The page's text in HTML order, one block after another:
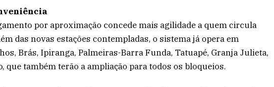
por aproximação concede mais agilidade a quem circula
das novas estações contempladas, o sistema já opera em
Brás, Ipiranga, Palmeiras-Barra Funda, Tatuapé, Granja Julieta,
que também terão a ampliação para todos os bloqueios.